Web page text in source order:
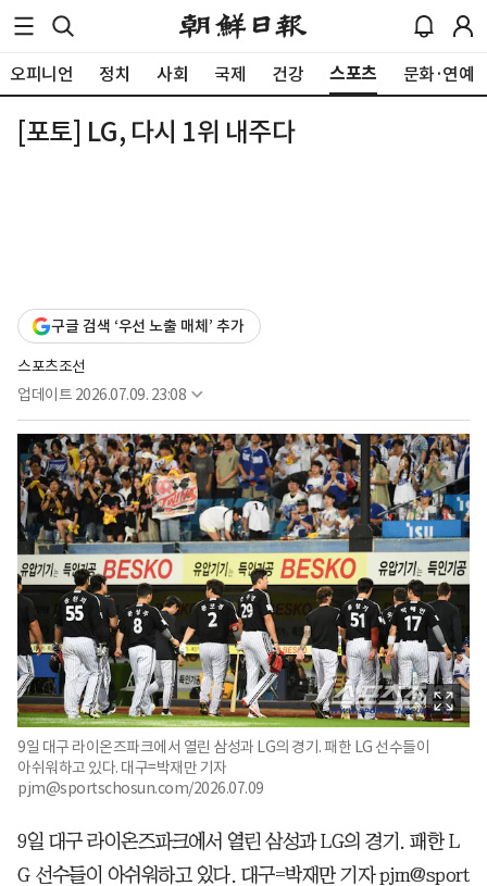
오피니언 정치 사회 국제 건강 스포츠 문화·연예
[포토] LG, 다시 1위 내주다
구글 검색 ‘우선 노출 매체’ 추가
스포츠조선
업데이트 2026.07.09. 23:08
9일 대구 라이온즈파크에서 열린 삼성과 LG의 경기. 패한 LG 선수들이
아쉬워하고 있다. 대구=박재만 기자
pjm@sportschosun.com/2026.07.09
9일 대구 라이온즈파크에서 열린 삼성과 LG의 경기. 패한 L
G 선수들이 아쉬워하고 있다. 대구=박재만 기자 pjm@sport